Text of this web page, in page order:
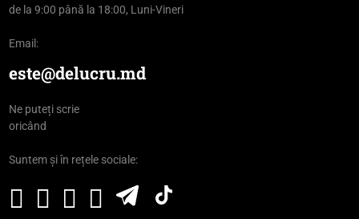
de la 9:00 până la 18:00, Luni-Vineri
Email:
este@delucru.md
Ne puteți scrie
oricând
Suntem și în rețele sociale: